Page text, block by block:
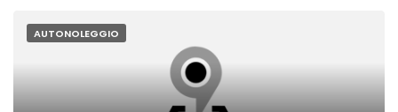
AUTONOLEGGIO